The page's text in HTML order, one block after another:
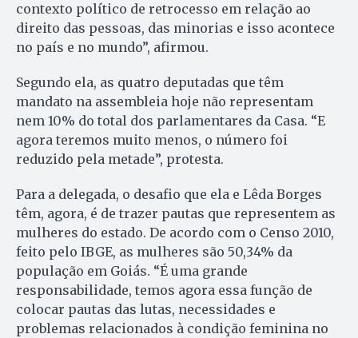
contexto político de retrocesso em relação ao
direito das pessoas, das minorias e isso acontece
no país e no mundo”, afirmou.
Segundo ela, as quatro deputadas que têm
mandato na assembleia hoje não representam
nem 10% do total dos parlamentares da Casa. “E
agora teremos muito menos, o número foi
reduzido pela metade”, protesta.
Para a delegada, o desafio que ela e Lêda Borges
têm, agora, é de trazer pautas que representem as
mulheres do estado. De acordo com o Censo 2010,
feito pelo IBGE, as mulheres são 50,34% da
população em Goiás. “É uma grande
responsabilidade, temos agora essa função de
colocar pautas das lutas, necessidades e
problemas relacionados à condição feminina no